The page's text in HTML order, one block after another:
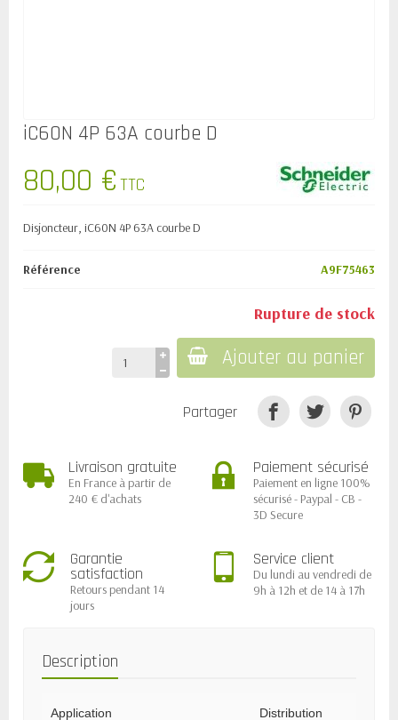
iC60N 4P 63A courbe D
80,00 €TTC
Disjoncteur, iC60N 4P 63A courbe D
Référence A9F75463
Rupture de stock
Ajouter au panier
Partager
Livraison gratuite
En France à partir de
240 € d'achats
Paiement sécurisé
Paiement en ligne 100%
sécurisé - Paypal - CB -
3D Secure
Garantie
satisfaction
Retours pendant 14
jours
Service client
Du lundi au vendredi de
9h à 12h et de 14 à 17h
Description
Application Distribution